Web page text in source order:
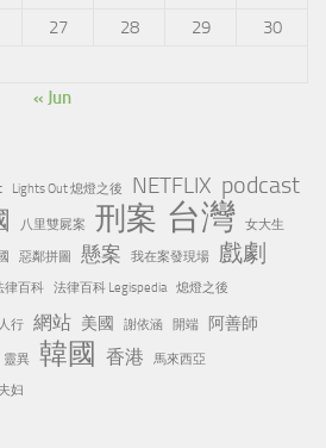
27 28 29
30
« Jun
Lights Out 熄燈之後 NETFLIX podcast
八里雙屍案 刑案 台灣 女大生
惡鄰拼圖 懸案 我在案發現場 戲劇
律百科 法律百科 Legispedia 熄燈之後
行 網站 美國 謝依涵 開端 阿善師
靈異 韓國 香港
馬來西亞
妇